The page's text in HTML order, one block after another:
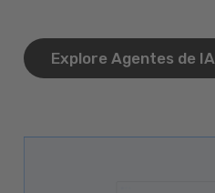
Explore Agentes de IA